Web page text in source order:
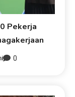
Pekerja
0